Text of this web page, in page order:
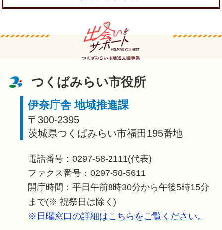
つくばみらい市役所
伊奈庁舎 地域推進課
〒300-2395
茨城県つくばみらい市福田195番地
電話番号：0297-58-2111(代表)
ファクス番号：0297-58-5611
開庁時間：平日午前8時30分から午後5時15分
まで(※ 祝祭日は除く)
※日曜窓口の詳細はこちらをご覧ください。